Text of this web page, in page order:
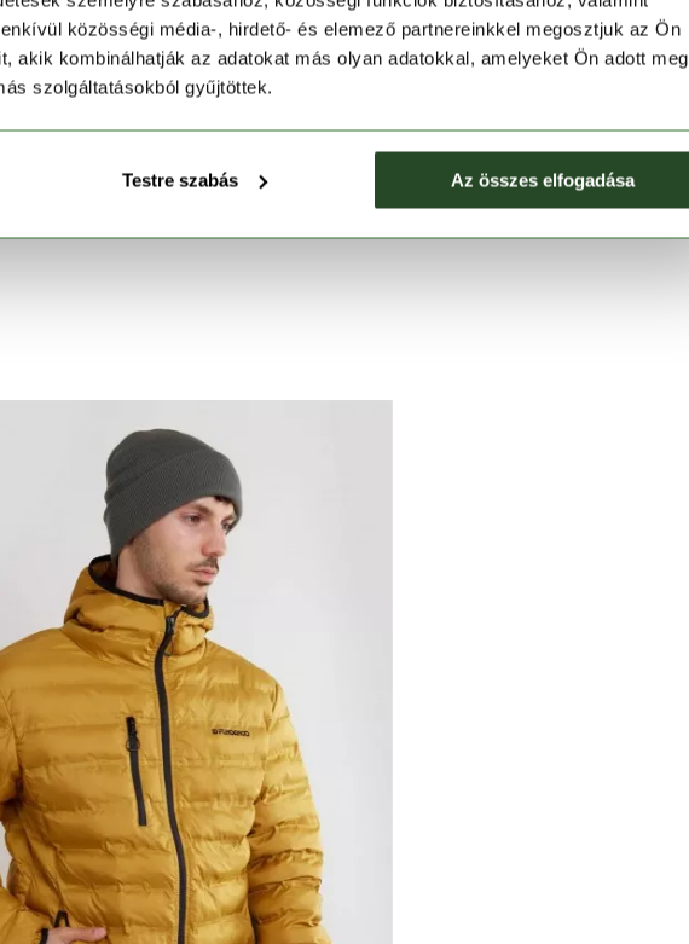
közösségi média-, hirdető- és elemező partnereinkkel megosztjuk az Ön
akik kombinálhatják az adatokat más olyan adatokkal, amelyeket Ön adott meg
szolgáltatásokból gyűjtöttek.
Testre szabás Az összes elfogadása
teljes mozgásszabadságodról, és a
Dupont Sorona bélése a
viszonyok között is: hozzájárul a test
révén a dzseki viselője a nagyobb
kényelmesen elférnek értékeid, rugalmas
gátlása nélkül tartva melegen karjaid,